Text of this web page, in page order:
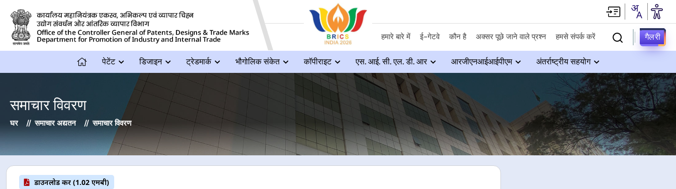
हमारे बारे में ई-गेटवे कौन है अक्सर पूछे जाने वाले प्रश्न हमसे संपर्क करें गैलरी
पेटेंट डिजाइन ट्रेडमार्क भौगोलिक संकेत कॉपीराइट एस. आई. सी. एल. डी. आर आरजीएनआईआईपीएम अंतर्राष्ट्रीय सहयोग
समाचार विवरण
घर समाचार अद्यतन समाचार विवरण
डाउनलोड करें (1.02 एमबी)